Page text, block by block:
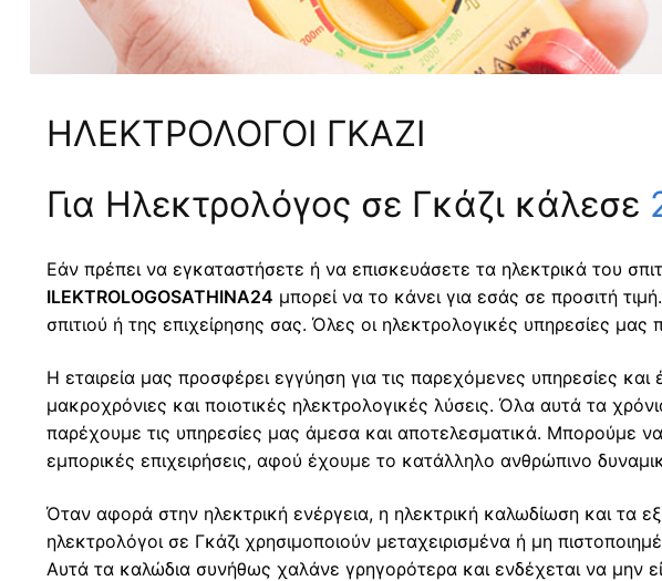
ΗΛΕΚΤΡΟΛΟΓΟΙ ΓΚΑΖΙ
Για Ηλεκτρολόγος σε Γκάζι κάλεσε
Εάν πρέπει να εγκαταστήσετε ή να επισκευάσετε τα ηλεκτρικά του
ILEKTROLOGOSATHINA24 μπορεί να το κάνει για εσάς σε προσιτή
σπιτιού ή της επιχείρησης σας. Όλες οι ηλεκτρολογικές υπηρεσίες
Η εταιρεία μας προσφέρει εγγύηση για τις παρεχόμενες υπηρεσίες
μακροχρόνιες και ποιοτικές ηλεκτρολογικές λύσεις. Όλα αυτά τα
παρέχουμε τις υπηρεσίες μας άμεσα και αποτελεσματικά. Μπορούμε
εμπορικές επιχειρήσεις, αφού έχουμε το κατάλληλο ανθρώπινο
Όταν αφορά στην ηλεκτρική ενέργεια, η ηλεκτρική καλωδίωση και τα
ηλεκτρολόγοι σε Γκάζι χρησιμοποιούν μεταχειρισμένα ή μη
Αυτά τα καλώδια συνήθως χαλάνε γρηγορότερα και ενδέχεται να μην